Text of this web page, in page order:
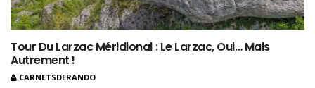
Tour Du Larzac Méridional : Le Larzac, Oui… Mais
Autrement !
CARNETSDERANDO